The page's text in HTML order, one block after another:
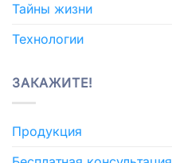
Тайны жизни
Технологии
ЗАКАЖИТЕ!
Продукция